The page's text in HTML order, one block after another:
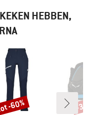
HEBBEN,
-60% -